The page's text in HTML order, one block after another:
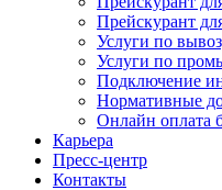
Прейскурант
Услуги по
Услуги по
Подключение
Нормативные
Онлайн оплата
Карьера
Пресс-центр
Контакты